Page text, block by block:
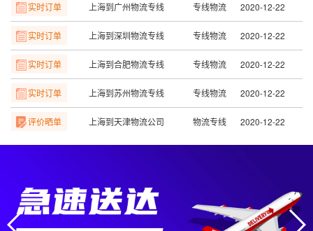
实时订单 上海到深圳物流专线 专线物流 2020-12-22
实时订单 上海到合肥物流专线 专线物流 2020-12-22
实时订单 上海到苏州物流专线 专线物流 2020-12-22
评价晒单 上海到天津物流公司 物流专线 2020-12-22
评价晒单 上海到长沙物流公司 物流专线 2020-12-22
评价晒单 上海到宁波物流公司 物流专线 2020-12-22